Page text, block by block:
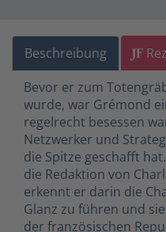
Beschreibung
Bevor er zum
wurde, war Grémond
regelrecht besessen
Netzwerker und
die Spitze geschafft
die Redaktion von
erkennt er darin die
Glanz zu führen und
der französischen